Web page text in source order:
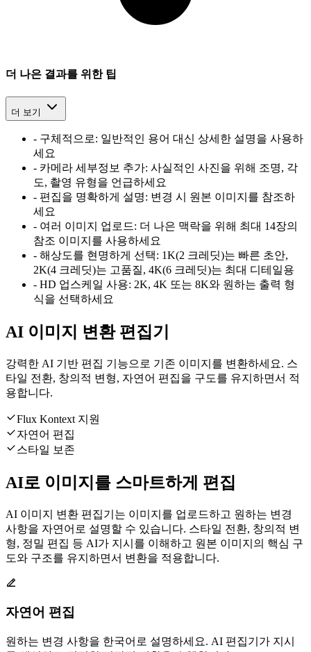
더 나은 결과를 위한 팁
더 보기
- 구체적으로: 일반적인 용어 대신 상세한 설명을 사용하
세요
- 카메라 세부정보 추가: 사실적인 사진을 위해 조명, 각
도, 촬영 유형을 언급하세요
- 편집을 명확하게 설명: 변경 시 원본 이미지를 참조하
세요
- 여러 이미지 업로드: 더 나은 맥락을 위해 최대 14장의
참조 이미지를 사용하세요
- 해상도를 현명하게 선택: 1K(2 크레딧)는 빠른 초안,
2K(4 크레딧)는 고품질, 4K(6 크레딧)는 최대 디테일용
- HD 업스케일 사용: 2K, 4K 또는 8K와 원하는 출력 형
식을 선택하세요
AI 이미지 변환 편집기
강력한 AI 기반 편집 기능으로 기존 이미지를 변환하세요. 스
타일 전환, 창의적 변형, 자연어 편집을 구도를 유지하면서 적
용합니다.
Flux Kontext 지원
자연어 편집
스타일 보존
AI로 이미지를 스마트하게 편집
AI 이미지 변환 편집기는 이미지를 업로드하고 원하는 변경
사항을 자연어로 설명할 수 있습니다. 스타일 전환, 창의적 변
형, 정밀 편집 등 AI가 지시를 이해하고 원본 이미지의 핵심 구
도와 구조를 유지하면서 변환을 적용합니다.
자연어 편집
원하는 변경 사항을 한국어로 설명하세요. AI 편집기가 지시